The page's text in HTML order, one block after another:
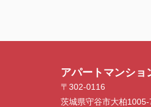
アパートマンシ
〒302-0116
茨城県守谷市大柏1005-